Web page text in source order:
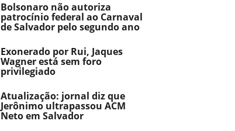
Bolsonaro não autoriza
patrocínio federal ao Carnaval
de Salvador pelo segundo ano
Exonerado por Rui, Jaques
Wagner está sem foro
privilegiado
Atualização: jornal diz que
Jerônimo ultrapassou ACM
Neto em Salvador